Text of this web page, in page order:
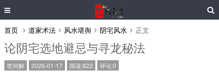
首页 道家术法 风水堪舆 阴宅风水 正文
论阴宅选地避忌与寻龙秘法
世间解 2026-01-17 阅读:822 评论:0